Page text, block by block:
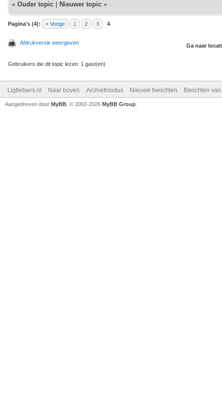
« Ouder topic Nieuwer topic »
Pagina's (4): « Vorige 1 2 3 4
Afdrukversie weergeven Ga naar
Gebruikers die dit topic lezen: 1 gast(en)
Ligfietsers.nl Naar boven Archiefmodus Nieuwe berichten Berichten
Aangedreven door MyBB , © 2002-2026 MyBB Group